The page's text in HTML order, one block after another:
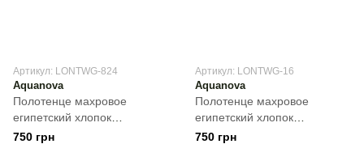
Артикул: LONTWG-824
Aquanova
Полотенце махровое
египетский хлопок
AQUANOVA London Calla,
750 грн
Артикул: LONTWG-16
Aquanova
Полотенце махровое
египетский хлопок
AQUANOVA London Linen,
750 грн